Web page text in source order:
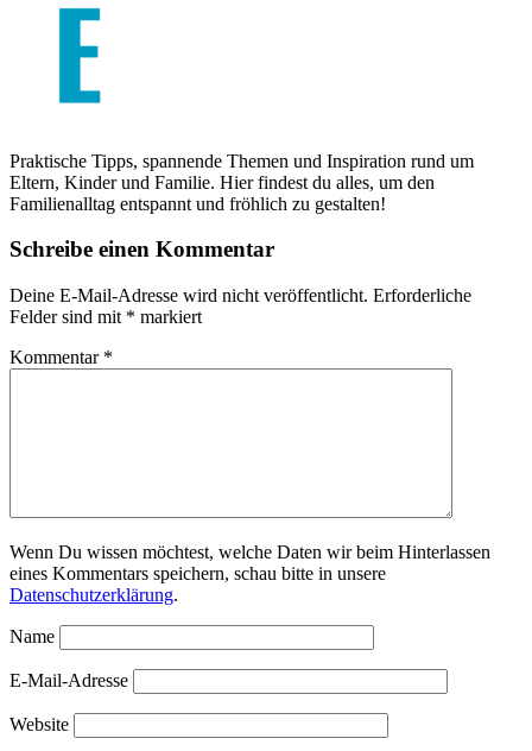
Praktische Tipps, spannende Themen und Inspiration rund um
Eltern, Kinder und Familie. Hier findest du alles, um den
Familienalltag entspannt und fröhlich zu gestalten!
Schreibe einen Kommentar
Deine E-Mail-Adresse wird nicht veröffentlicht. Erforderliche
Felder sind mit * markiert
Kommentar *
Wenn Du wissen möchtest, welche Daten wir beim Hinterlassen
eines Kommentars speichern, schau bitte in unsere
Datenschutzerklärung.
Name
E-Mail-Adresse
Website